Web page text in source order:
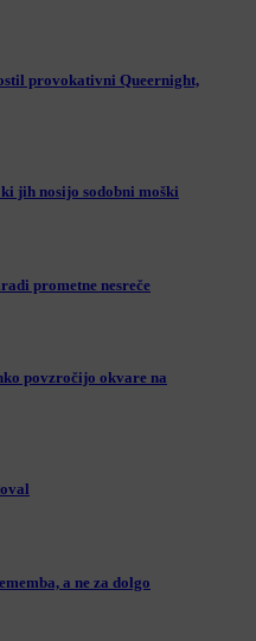
provokativni Queernight,
jih nosijo sodobni moški
prometne nesreče
povzročijo okvare na
a ne za dolgo